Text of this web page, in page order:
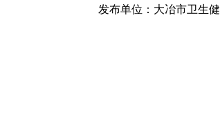
发布单位：大冶市卫生